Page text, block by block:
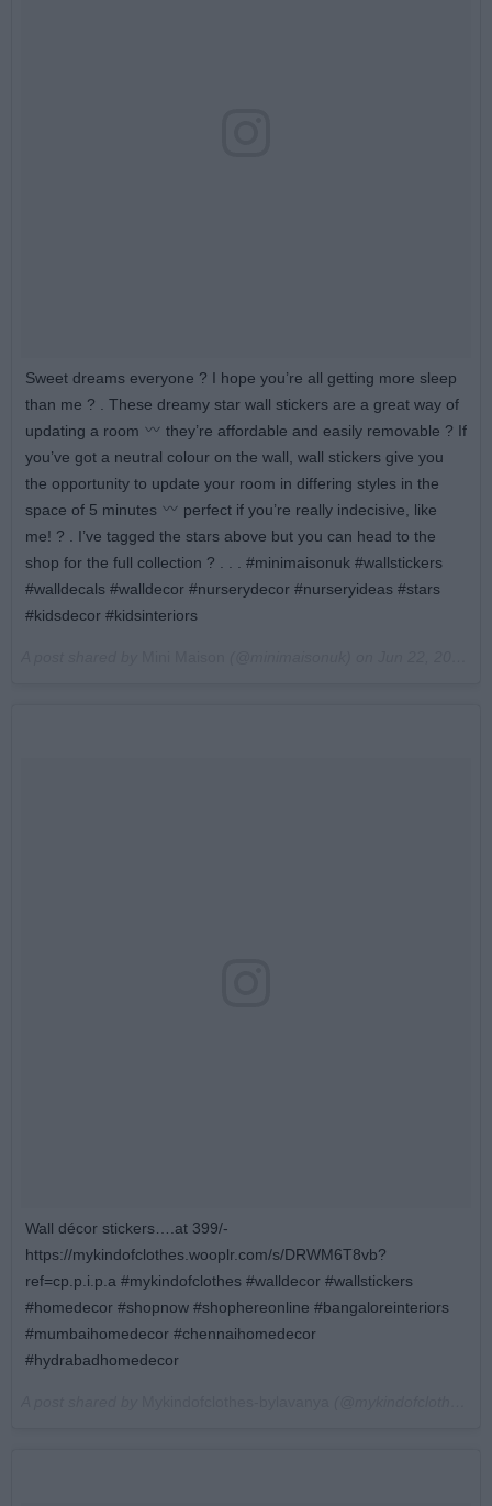
Sweet dreams everyone ? I hope you’re all getting more sleep
than me ? . These dreamy star wall stickers are a great way of
updating a room
they’re affordable and easily removable ? If
you’ve got a neutral colour on the wall, wall stickers give you
the opportunity to update your room in differing styles in the
space of 5 minutes
perfect if you’re really indecisive, like
me! ? . I’ve tagged the stars above but you can head to the
shop for the full collection ? . . . #minimaisonuk #wallstickers
#walldecals #walldecor #nurserydecor #nurseryideas #stars
#kidsdecor #kidsinteriors
Wall décor stickers….at 399/-
https://mykindofclothes.wooplr.com/s/DRWM6T8vb?
ref=cp.p.i.p.a #mykindofclothes #walldecor #wallstickers
#homedecor #shopnow #shophereonline #bangaloreinteriors
#mumbaihomedecor #chennaihomedecor
#hydrabadhomedecor